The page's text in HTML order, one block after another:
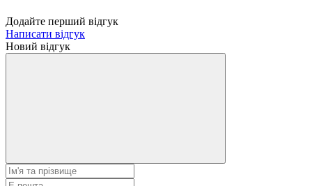
Додайте перший відгук
Написати відгук
Новий відгук